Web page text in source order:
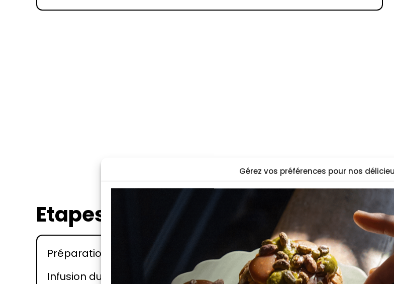
Gérez vos préférences pour nos
Etapes
Préparation des ingrédients : Coupez les algues kombu en deux et
Infusion du kombu : Chauffez l’eau jusqu’à frémissement, puis